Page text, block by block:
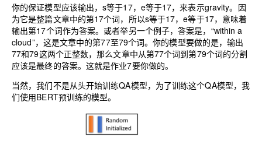
你的保证模型应该输出，s等于17，e等于17，来表示gravity。因
为它是整篇文章中的第17个词，所以s等于17，e等于17，意味着
输出第17个词作为答案。或者举另一个例子，答案是，“within a
cloud”，这是文章中的第77至79个词。你的模型要做的是，输出
77和79这两个正整数，那么文章中从第77个词到第79个词的分割
应该是最终的答案。这就是作业7要你做的。
当然，我们不是从头开始训练QA模型，为了训练这个QA模型，我
们使用BERT预训练的模型。